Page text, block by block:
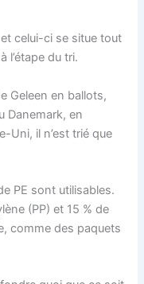
celui-ci se situe tout
l’étape du tri.
Geleen en ballots,
Danemark, en
Uni, il n’est trié que
PE sont utilisables.
(PP) et 15 % de
comme des paquets